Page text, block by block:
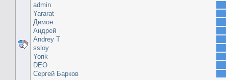
admin
Yararat
Димон
Андрей
Andrey T
ssloy
Yorik
DEO
Сергей Барков